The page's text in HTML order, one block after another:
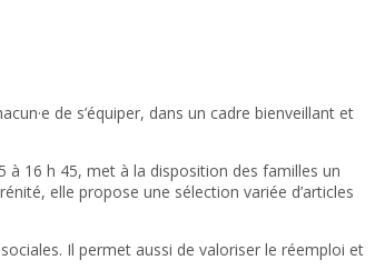
de s’équiper, dans un cadre bienveillant et
à 16 h 45, met à la disposition des familles un
elle propose une sélection variée d’articles
Il permet aussi de valoriser le réemploi et